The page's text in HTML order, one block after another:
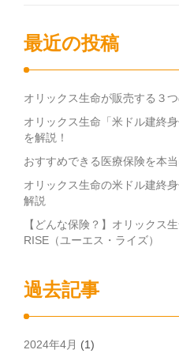
最近の投稿
オリックス生命が販売する３
オリックス生命「米ドル建終
を解説！
おすすめできる医療保険を本
オリックス生命の米ドル建終
解説
【どんな保険？】オリックス
RISE（ユーエス・ライズ）
過去記事
2024年4月 (1)